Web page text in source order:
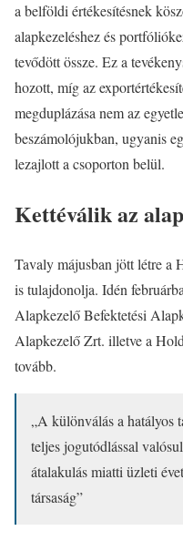
a belföldi értékesítésnek
alapkezeléshez és
tevődött össze. Ez a
hozott, míg az
megduplázása nem az
beszámolójukban, ugyanis
lezajlott a csoporton belül.
Kettéválik az
Tavaly májusban jött létre a
is tulajdonolja. Idén
Alapkezelő Befektetési
Alapkezelő Zrt. illetve a
tovább.
„A különválás a hatályos
teljes jogutódlással
átalakulás miatti üzleti
társaság”